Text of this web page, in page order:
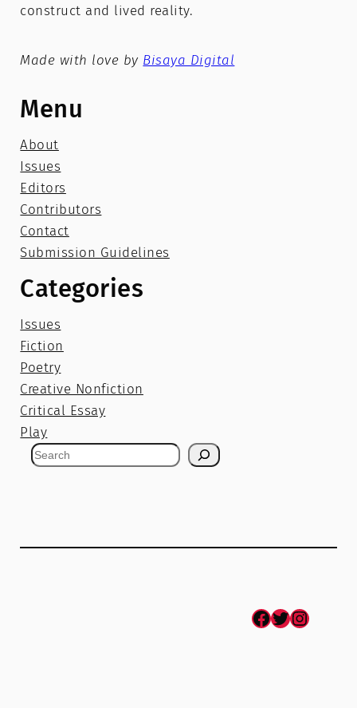
construct and lived reality.
Made with love by Bisaya Digital
Menu
About
Issues
Editors
Contributors
Contact
Submission Guidelines
Categories
Issues
Fiction
Poetry
Creative Nonfiction
Critical Essay
Play
S
Facebook Twitter Instagram